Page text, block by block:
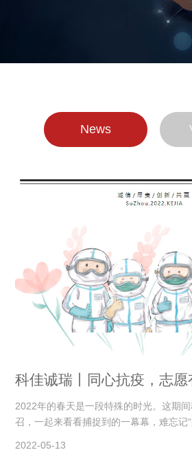
News
科佳诚瑞丨同心抗疫，志愿
2022年的春天是一段特殊的时光。这期
召，一起来看看捕捉到的一幕幕，难忘记“
2022-05-13